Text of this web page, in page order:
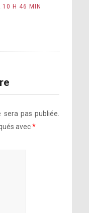
10 H 46 MIN
pas publiée.
avec*